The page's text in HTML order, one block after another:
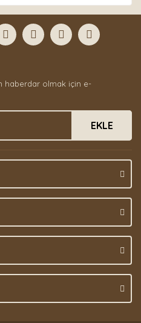
haberdar olmak için e-
EKLE